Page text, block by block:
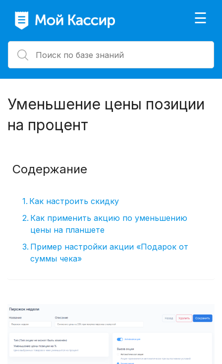
☰
×
Уменьшение цены позиции
на процент
Содержание
Как настроить скидку
Как применить акцию по уменьшению
цены на планшете
Пример настройки акции «Подарок от
суммы чека»